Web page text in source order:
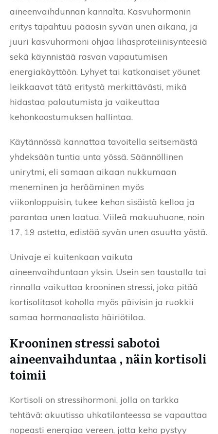
aineenvaihdunnan kannalta. Kasvuhormonin
eritys tapahtuu pääosin syvän unen aikana, ja
juuri kasvuhormoni ohjaa lihasproteiinisynteesiä
sekä käynnistää rasvan vapautumisen
energiakäyttöön. Lyhyet tai katkonaiset yöunet
leikkaavat tätä eritystä merkittävästi, mikä
hidastaa palautumista ja vaikeuttaa
kehonkoostumuksen hallintaa.
Käytännössä kannattaa tavoitella seitsemästä
yhdeksään tuntia unta yössä. Säännöllinen
unirytmi, eli samaan aikaan nukkumaan
meneminen ja herääminen myös
viikonloppuisin, tukee kehon sisäistä kelloa ja
parantaa unen laatua. Viileä makuuhuone, noin
17, 19 astetta, edistää syvän unen osuutta yöstä.
Univaje ei kuitenkaan vaikuta
aineenvaihduntaan yksin. Usein sen taustalla tai
rinnalla vaikuttaa krooninen stressi, joka pitää
kortisolitasot koholla myös päivisin ja ruokkii
samaa hormonaalista häiriötilaa.
Krooninen stressi sabotoi
aineenvaihduntaa , näin kortisoli
toimii
Kortisoli on stressihormoni, jolla on tarkka
tehtävä: akuutissa uhkatilanteessa se vapauttaa
nopeasti energiaa vereen, jotta keho pystyy